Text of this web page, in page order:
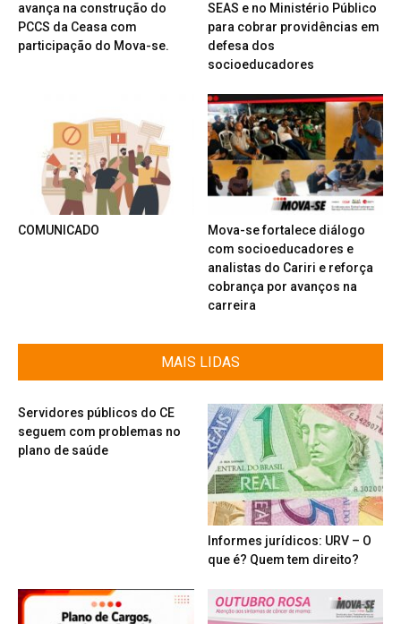
avança na construção do
PCCS da Ceasa com
participação do Mova-se.
SEAS e no Ministério Público
para cobrar providências em
defesa dos
socioeducadores
COMUNICADO
Mova-se fortalece diálogo
com socioeducadores e
analistas do Cariri e reforça
cobrança por avanços na
carreira
MAIS LIDAS
Servidores públicos do CE
seguem com problemas no
plano de saúde
Informes jurídicos: URV – O
que é? Quem tem direito?